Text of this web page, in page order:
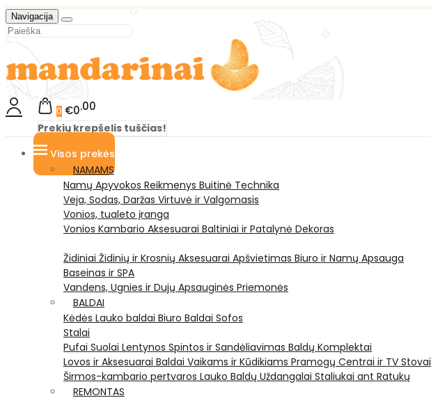
Navigacija
0 €0 00
Prekių krepšelis tuščias!
Visos prekės
NAMAMS
Namų Apyvokos Reikmenys Buitinė Technika
Veja, Sodas, Daržas Virtuvė ir Valgomasis
Vonios, tualeto įranga
Vonios Kambario Aksesuarai Baltiniai ir Patalynė Dekoras
Židiniai Židinių ir Krosnių Aksesuarai Apšvietimas Biuro ir Namų Apsauga
Baseinas ir SPA
Vandens, Ugnies ir Dujų Apsauginės Priemonės
BALDAI
Kėdės Lauko baldai Biuro Baldai Sofos
Stalai
Pufai Suolai Lentynos Spintos ir Sandėliavimas Baldų Komplektai
Lovos ir Aksesuarai Baldai Vaikams ir Kūdikiams Pramogų Centrai ir TV Stovai
Širmos-kambario pertvaros Lauko Baldų Uždangalai Staliukai ant Ratukų
REMONTAS